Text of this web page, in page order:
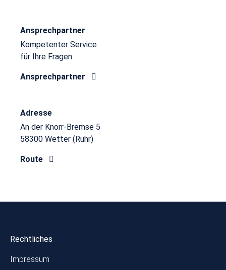
Ansprechpartner
Kompetenter Service
für Ihre Fragen
Ansprechpartner
Adresse
An der Knorr-Bremse 5
58300 Wetter (Ruhr)
Route
Rechtliches
Impressum